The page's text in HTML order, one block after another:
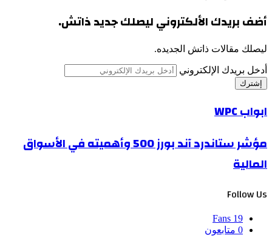
أضف بريدك الألكتروني ليصلك جديد ذاتش.
ليصلك مقالات ذاتش الجديده.
أدخل بريدك الإلكتروني
ابواب WPC
مؤشر ستاندرد آند بورز 500 وأهميته في الأسواق
المالية
Follow Us
19
Fans
0 متابعون